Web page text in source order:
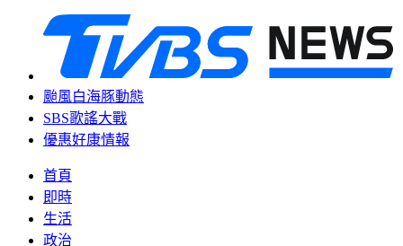
颱風白海豚動態
SBS歌謠大戰
優惠好康情報
首頁
即時
生活
政治